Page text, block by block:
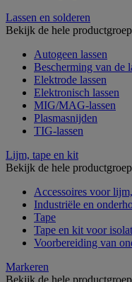
Lassen en solderen
Bekijk de hele productgroep
Autogeen lassen
Bescherming van de
Elektrode lassen
Elektronisch lassen
MIG/MAG-lassen
Plasmasnijden
TIG-lassen
Lijm, tape en kit
Bekijk de hele productgroep
Accessoires voor
Industriële en
Tape
Tape en kit voor
Voorbereiding van
Markeren
Bekijk de hele productgroep